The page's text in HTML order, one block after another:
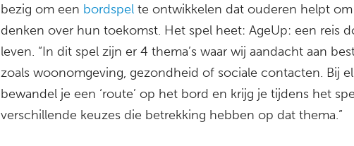
bezig om een bordspel te ontwikkelen dat ouderen helpt
denken over hun toekomst. Het spel heet: AgeUp: een reis
leven. “In dit spel zijn er 4 thema’s waar wij aandacht aan
zoals woonomgeving, gezondheid of sociale contacten. Bij
bewandel je een ‘route’ op het bord en krijg je tijdens het
verschillende keuzes die betrekking hebben op dat thema.”